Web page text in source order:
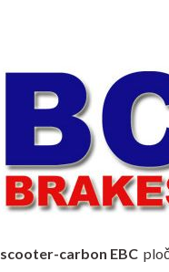
scooter-carbon EBC